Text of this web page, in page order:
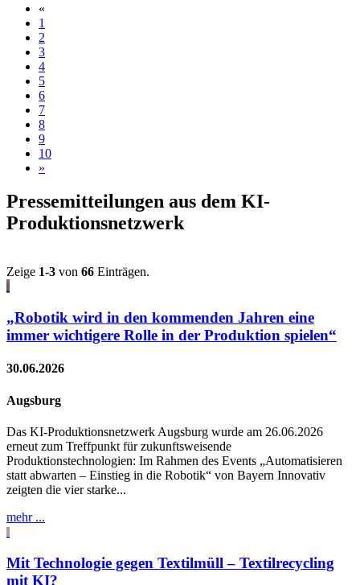
«
1
2
3
4
5
6
7
8
9
10
»
Pressemitteilungen aus dem KI-
Produktionsnetzwerk
Zeige 1-3 von 66 Einträgen.
„Robotik wird in den kommenden Jahren eine
immer wichtigere Rolle in der Produktion spielen“
30.06.2026
Augsburg
Das KI-Produktionsnetzwerk Augsburg wurde am 26.06.2026
erneut zum Treffpunkt für zukunftsweisende
Produktionstechnologien: Im Rahmen des Events „Automatisieren
statt abwarten – Einstieg in die Robotik“ von Bayern Innovativ
zeigten die vier starke...
mehr ...
Mit Technologie gegen Textilmüll – Textilrecycling
mit KI?